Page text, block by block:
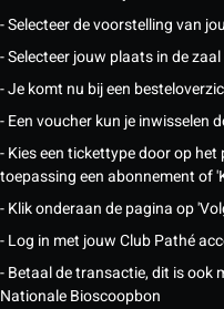
- Selecteer de voorstelling van
- Selecteer jouw plaats in de
- Je komt nu bij een
- Een voucher kun je inwisselen
- Kies een tickettype door op
toepassing een abonnement of
- Klik onderaan de pagina op
- Log in met jouw Club Pathé
- Betaal de transactie, dit is ook
Nationale Bioscoopbon